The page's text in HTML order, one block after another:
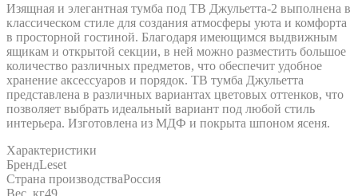
Изящная и элегантная тумба под ТВ Джульетта-2 выполнена в
классическом стиле для создания атмосферы уюта и комфорта
в просторной гостиной. Благодаря имеющимся выдвижным
ящикам и открытой секции, в ней можно разместить большое
количество различных предметов, что обеспечит удобное
хранение аксессуаров и порядок. ТВ тумба Джульетта
представлена в различных вариантах цветовых оттенков, что
позволяет выбрать идеальный вариант под любой стиль
интерьера. Изготовлена из МДФ и покрыта шпоном ясеня.
Характеристики
БрендLeset
Страна производстваРоссия
Вес, кг49